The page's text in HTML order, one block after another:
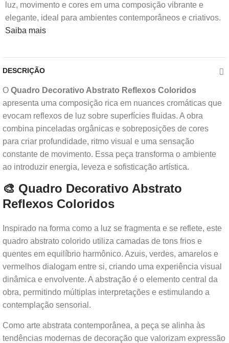
luz, movimento e cores em uma composição vibrante e
elegante, ideal para ambientes contemporâneos e criativos.
Saiba mais
DESCRIÇÃO
O Quadro Decorativo Abstrato Reflexos Coloridos
apresenta uma composição rica em nuances cromáticas que
evocam reflexos de luz sobre superfícies fluidas. A obra
combina pinceladas orgânicas e sobreposições de cores
para criar profundidade, ritmo visual e uma sensação
constante de movimento. Essa peça transforma o ambiente
ao introduzir energia, leveza e sofisticação artística.
🎨 Quadro Decorativo Abstrato
Reflexos Coloridos
Inspirado na forma como a luz se fragmenta e se reflete, este
quadro abstrato colorido utiliza camadas de tons frios e
quentes em equilíbrio harmônico. Azuis, verdes, amarelos e
vermelhos dialogam entre si, criando uma experiência visual
dinâmica e envolvente. A abstração é o elemento central da
obra, permitindo múltiplas interpretações e estimulando a
contemplação sensorial.
Como arte abstrata contemporânea, a peça se alinha às
tendências modernas de decoração que valorizam expressão